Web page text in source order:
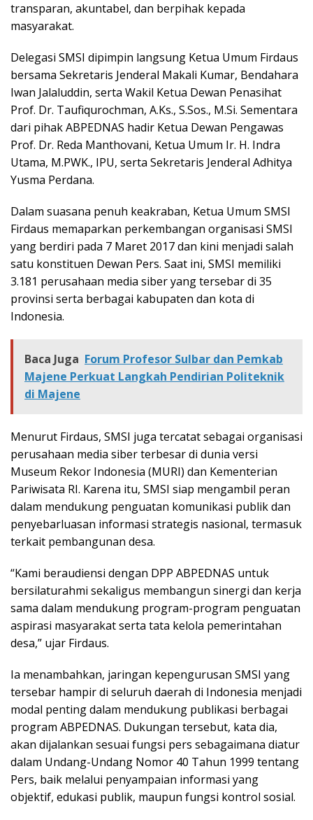
transparan, akuntabel, dan berpihak kepada
masyarakat.
Delegasi SMSI dipimpin langsung Ketua Umum Firdaus
bersama Sekretaris Jenderal Makali Kumar, Bendahara
Iwan Jalaluddin, serta Wakil Ketua Dewan Penasihat
Prof. Dr. Taufiqurochman, A.Ks., S.Sos., M.Si. Sementara
dari pihak ABPEDNAS hadir Ketua Dewan Pengawas
Prof. Dr. Reda Manthovani, Ketua Umum Ir. H. Indra
Utama, M.PWK., IPU, serta Sekretaris Jenderal Adhitya
Yusma Perdana.
Dalam suasana penuh keakraban, Ketua Umum SMSI
Firdaus memaparkan perkembangan organisasi SMSI
yang berdiri pada 7 Maret 2017 dan kini menjadi salah
satu konstituen Dewan Pers. Saat ini, SMSI memiliki
3.181 perusahaan media siber yang tersebar di 35
provinsi serta berbagai kabupaten dan kota di
Indonesia.
Baca Juga Forum Profesor Sulbar dan Pemkab
Majene Perkuat Langkah Pendirian Politeknik
di Majene
Menurut Firdaus, SMSI juga tercatat sebagai organisasi
perusahaan media siber terbesar di dunia versi
Museum Rekor Indonesia (MURI) dan Kementerian
Pariwisata RI. Karena itu, SMSI siap mengambil peran
dalam mendukung penguatan komunikasi publik dan
penyebarluasan informasi strategis nasional, termasuk
terkait pembangunan desa.
“Kami beraudiensi dengan DPP ABPEDNAS untuk
bersilaturahmi sekaligus membangun sinergi dan kerja
sama dalam mendukung program-program penguatan
aspirasi masyarakat serta tata kelola pemerintahan
desa,” ujar Firdaus.
Ia menambahkan, jaringan kepengurusan SMSI yang
tersebar hampir di seluruh daerah di Indonesia menjadi
modal penting dalam mendukung publikasi berbagai
program ABPEDNAS. Dukungan tersebut, kata dia,
akan dijalankan sesuai fungsi pers sebagaimana diatur
dalam Undang-Undang Nomor 40 Tahun 1999 tentang
Pers, baik melalui penyampaian informasi yang
objektif, edukasi publik, maupun fungsi kontrol sosial.